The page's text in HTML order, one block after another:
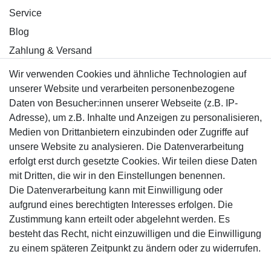
Service
Blog
Zahlung & Versand
Sicher einkaufen
Mitglied
Motor-Fit
© Copyright 2026 | Alle Rechte vorbehalten.
Wir verwenden Cookies und ähnliche Technologien auf
unserer Website und verarbeiten personenbezogene
Daten von Besucher:innen unserer Webseite (z.B. IP-
Adresse), um z.B. Inhalte und Anzeigen zu personalisieren,
Medien von Drittanbietern einzubinden oder Zugriffe auf
unsere Website zu analysieren. Die Datenverarbeitung
erfolgt erst durch gesetzte Cookies. Wir teilen diese Daten
mit Dritten, die wir in den Einstellungen benennen.
Die Datenverarbeitung kann mit Einwilligung oder
aufgrund eines berechtigten Interesses erfolgen. Die
Zustimmung kann erteilt oder abgelehnt werden. Es
besteht das Recht, nicht einzuwilligen und die Einwilligung
zu einem späteren Zeitpunkt zu ändern oder zu widerrufen.